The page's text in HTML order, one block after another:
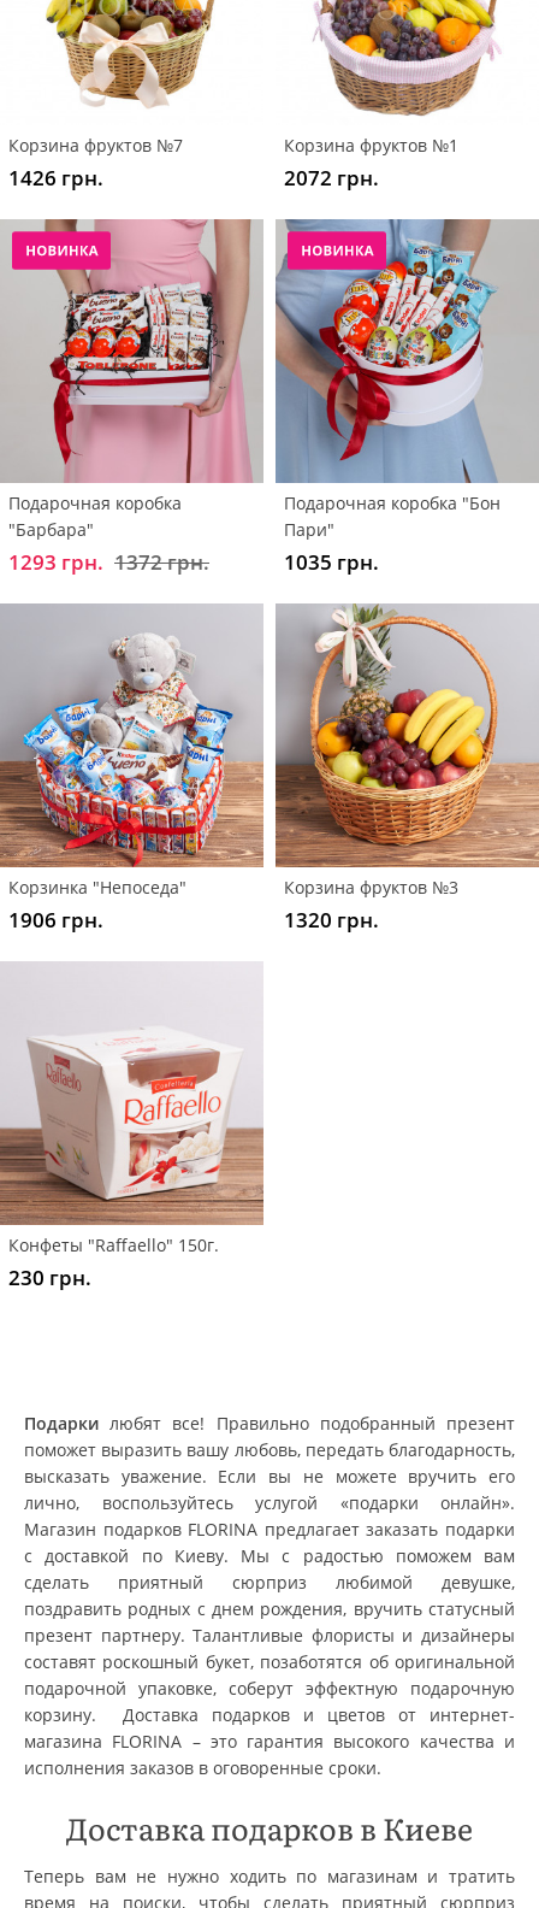
Корзина фруктов №7
1426 грн.
Корзина фруктов №1
2072 грн.
Подарочная коробка
"Барбара"
1293 грн. 1372 грн.
Подарочная коробка "Бон
Пари"
1035 грн.
Корзинка "Непоседа"
1906 грн.
Корзина фруктов №3
1320 грн.
Конфеты "Raffaello" 150г.
230 грн.
Подарки любят все! Правильно подобранный презент
поможет выразить вашу любовь, передать благодарность,
высказать уважение. Если вы не можете вручить его
лично, воспользуйтесь услугой «подарки онлайн».
Магазин подарков FLORINA предлагает заказать подарки
с доставкой по Киеву. Мы с радостью поможем вам
сделать приятный сюрприз любимой девушке,
поздравить родных с днем рождения, вручить статусный
презент партнеру. Талантливые флористы и дизайнеры
составят роскошный букет, позаботятся об оригинальной
подарочной упаковке, соберут эффектную подарочную
корзину. Доставка подарков и цветов от интернет-
магазина FLORINA – это гарантия высокого качества и
исполнения заказов в оговоренные сроки.
Доставка подарков в Киеве
Теперь вам не нужно ходить по магазинам и тратить
время на поиски, чтобы сделать приятный сюрприз